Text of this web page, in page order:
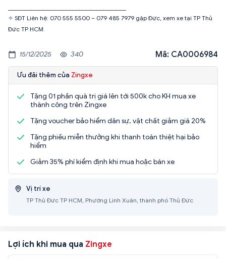
✧ SĐT Liên hệ: 070 555 5500 – 079 485 7979 gặp Đức, xem xe tại TP Thủ
Đức TP HCM.
15/12/2025 340 Mã: CA0006984
Ưu đãi thêm của Zingxe
Tặng 01 phần quà trị giá lên tới 500k cho KH mua xe
thành công trên Zingxe
Tặng voucher bảo hiểm dân sự, vật chất giảm giá 20%
Tặng phiếu miễn thưởng khi thanh toán thiệt hại bảo
hiểm
Giảm 35% phí kiểm định khi mua hoặc bán xe
Vị trí xe
TP Thủ Đức TP HCM, Phường Linh Xuân, thành phố Thủ Đức
Lợi ích khi mua qua Zingxe